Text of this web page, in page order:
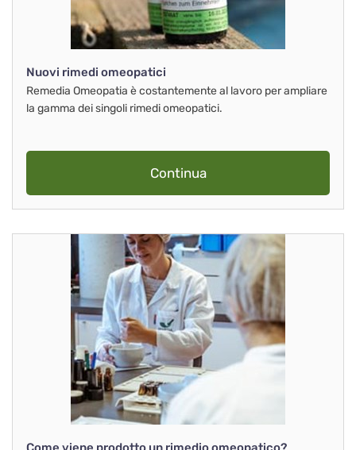
Nuovi rimedi omeopatici
Remedia Omeopatia è costantemente al lavoro per ampliare
la gamma dei singoli rimedi omeopatici.
Continua